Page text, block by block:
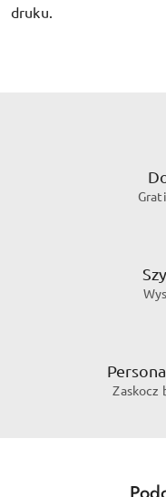
druku.
Zaskocz